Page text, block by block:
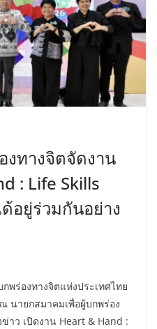
งทางจิตจัดงาน
: Life Skills
อยู่ร่วมกันอย่าง
พร่องทางจิตแห่งประเทศไทย
นายกสมาคมเพื่อผู้บกพร่อง
าว เปิดงาน Heart & Hand :